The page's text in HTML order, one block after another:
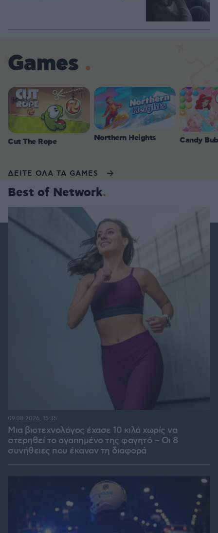
Games
Cut The Rope Northern Heights Candy
ΔΕΙΤΕ ΟΛΑ ΤΑ GAMES
Best of Network
Μια βιοτεχνολόγος έχασε 10 κιλά χωρίς να
στερηθεί το αγαπημένο της φαγητό – Οι 8
συνήθειες που έκαναν τη διαφορά
09.08.2026, 15:35